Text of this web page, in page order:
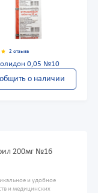
2 отзыва
0,05 №10
о наличии
200мг №16
и удобное
и медицинских